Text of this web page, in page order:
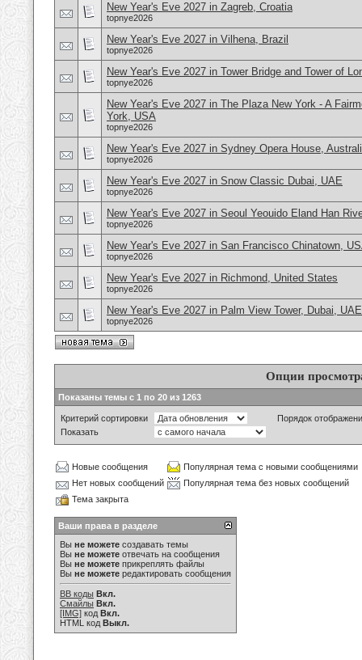
New Year's Eve 2027 in Zagreb, Croatia
topnye2026
New Year's Eve 2027 in Vilhena, Brazil
topnye2026
New Year's Eve 2027 in Tower Bridge and Tower of
topnye2026
New Year's Eve 2027 in The Plaza New York - A
York, USA
topnye2026
New Year's Eve 2027 in Sydney Opera House,
topnye2026
New Year's Eve 2027 in Snow Classic Dubai, UAE
topnye2026
New Year's Eve 2027 in Seoul Yeouido Eland Han
topnye2026
New Year's Eve 2027 in San Francisco Chinatown,
topnye2026
New Year's Eve 2027 in Richmond, United States
topnye2026
New Year's Eve 2027 in Palm View Tower, Dubai, UAE
topnye2026
Опции
Показаны темы с 1 по 20 из 1263
Критерий сортировки
Порядок
Показать
Новые сообщения
Популярная тема с новыми сообщениями
Нет новых сообщений
Популярная тема без новых сообщений
Тема закрыта
Ваши права в разделе
Вы не можете создавать темы
Вы не можете отвечать на сообщения
Вы не можете прикреплять файлы
Вы не можете редактировать сообщения
BB коды Вкл.
Смайлы Вкл.
[IMG] код Вкл.
HTML код Выкл.